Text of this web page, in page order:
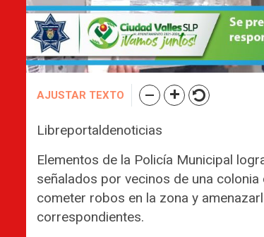
AJUSTAR TEXTO
Libreportaldenoticias
Elementos de la Policía Municipal
señalados por vecinos de una
cometer robos en la zona y
correspondientes.